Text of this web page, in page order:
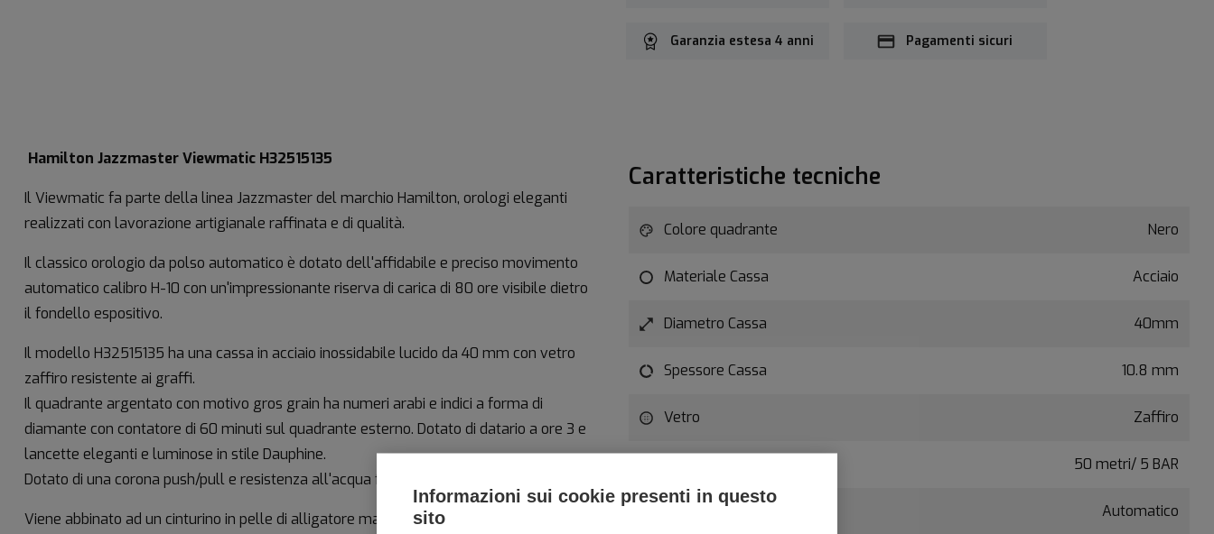
Informazioni sui cookie presenti in questo
sito
Garanzia estesa 4 anni Pagamenti sicuri
Hamilton Jazzmaster Viewmatic H32515135
Il Viewmatic fa parte della linea Jazzmaster del marchio Hamilton, orologi eleganti
realizzati con lavorazione artigianale raffinata e di qualità.
Il classico orologio da polso automatico è dotato dell'affidabile e preciso movimento
automatico calibro H-10 con un'impressionante riserva di carica di 80 ore visibile dietro
il fondello espositivo.
Il modello H32515135 ha una cassa in acciaio inossidabile lucido da 40 mm con vetro
zaffiro resistente ai graffi.
Il quadrante argentato con motivo gros grain ha numeri arabi e indici a forma di
diamante con contatore di 60 minuti sul quadrante esterno. Dotato di datario a ore 3 e
lancette eleganti e luminose in stile Dauphine.
Dotato di una corona push/pull e resistenza all'acqua fino a 50 metri.
Viene abbinato ad un cinturino in pelle di alligatore marrone con cuciture abbinate,
Caratteristiche tecniche
Colore quadrante Nero
Materiale Cassa Acciaio
Diametro Cassa 40mm
Spessore Cassa 10.8 mm
Vetro Zaffiro
50 metri/ 5 BAR
Movimento Automatico